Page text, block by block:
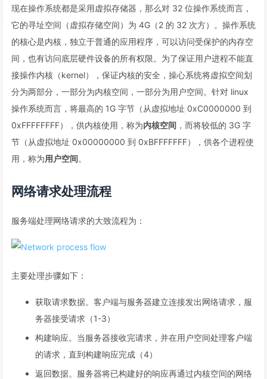
现在操作系统都是采用虚拟存储器，那么对 32 位操作系统而言，
它的寻址空间（虚拟存储空间）为 4G（2 的 32 次方）。操作系统
的核心是内核，独立于普通的应用程序，可以访问受保护的内存空
间，也有访问底层硬件设备的所有权限。为了保证用户进程不能直
接操作内核（kernel），保证内核的安全，操心系统将虚拟空间划
分为两部分，一部分为内核空间，一部分为用户空间。针对 linux
操作系统而言，将最高的 1G 字节（从虚拟地址 0xC0000000 到
0xFFFFFFFF），供内核使用，称为内核空间 ，而将较低的 3G 字
节（从虚拟地址 0x00000000 到 0xBFFFFFFF），供各个进程使
用，称为用户空间。
网络请求处理流程
服务端处理网络请求的大致流程为：
主要处理步骤如下：
获取请求数据。客户端与服务器建立连接发出网络请求，服
务器接受请求（1-3）
构建响应。当服务器接收完请求，并在用户空间处理客户端
的请求，直到构建响应完成（4）
返回数据。服务器将已构建好的响应再通过内核空间的网络